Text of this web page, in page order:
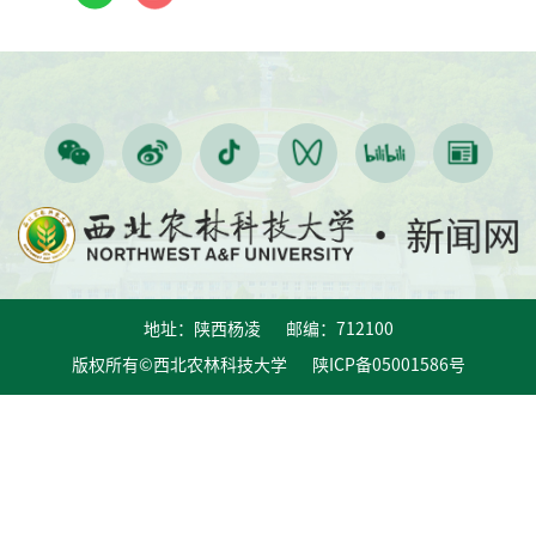
地址：陕西杨凌 邮编：712100
版权所有©西北农林科技大学 陕ICP备05001586号